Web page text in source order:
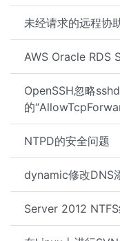
未经请求的远程协
AWS Oracle RDS
OpenSSH忽略
的
NTPD的安全问题
dynamic修改DNS
Server 2012